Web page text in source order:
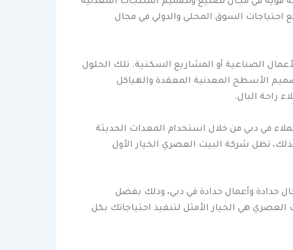
قوية في مجال تصنيع وتصميم المنتجات المعدنية
السوق المحلي والدولي في مجال
الصناعية أو المشاريع السكنية. تلك الحلول
الأسطح المعدنية المعقدة والهياكل
راحة البال.
في دبي من خلال استخدام المعدات الحديثة
تظل شركة البيت العصري الخيار الأول
حدادة وأعمال حدادة في دبي، وذلك بفضل
هي الخيار الأمثل لتنفيذ احتياجاتك بكل